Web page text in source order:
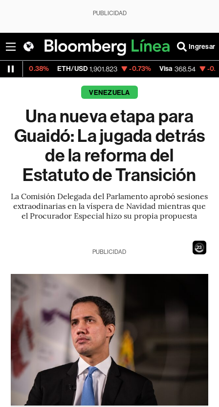
PUBLICIDAD
Ingresar
ETH/USD 1,901.823 -0.73% Visa 368.54 -0.28%
VENEZUELA
Una nueva etapa para
Guaidó: La jugada detrás
de la reforma del
Estatuto de Transición
La Comisión Delegada del Parlamento aprobó sesiones
extraodinarias en la víspera de Navidad mientras que
el Procurador Especial hizo su propia propuesta
21
PUBLICIDAD